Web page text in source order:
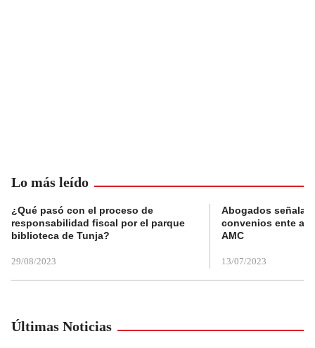
Lo más leído
¿Qué pasó con el proceso de
responsabilidad fiscal por el parque
biblioteca de Tunja?
29/08/2023
Abogados
convenios ente
AMC
13/07/2023
Últimas Noticias